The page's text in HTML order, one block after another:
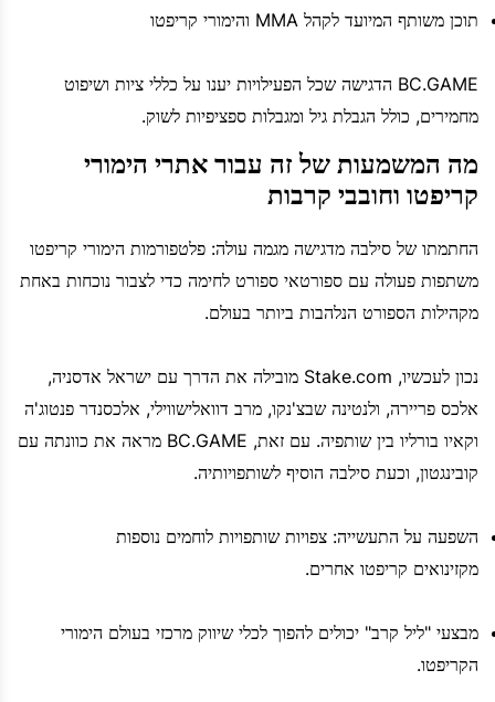
תוכן משותף המיועד לקהל MMA והימורי קריפטו
BC.GAME הדגישה שכל הפעילויות יענו על כללי ציות ושיפוט
מחמירים, כולל הגבלת גיל ומגבלות ספציפיות לשוק.
מה המשמעות של זה עבור אתרי הימורי
קריפטו וחובבי קרבות
החתמתו של סילבה מדגישה מגמה עולה: פלטפורמות הימורי קריפטו
משתפות פעולה עם ספורטאי ספורט לחימה כדי לצבור נוכחות באחת
מקהילות הספורט הנלהבות ביותר בעולם.
נכון לעכשיו, Stake.com מובילה את הדרך עם ישראל אדסניה,
אלכס פריירה, ולנטינה שבצ'נקו, מרב דוואלישווילי, אלכסנדר פנטוג'ה
וקאיו בורליו בין שותפיה. עם זאת, BC.GAME מראה את כוונתה עם
קובינגטון, וכעת סילבה הוסיף לשותפויותיה.
השפעה על התעשייה: צפויות שותפויות לוחמים נוספות
מקזינואים קריפטו אחרים.
מבצעי "ליל קרב" יכולים להפוך לכלי שיווק מרכזי בעולם הימורי
הקריפטו.